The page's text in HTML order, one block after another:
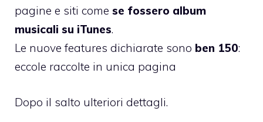
pagine e siti come se fossero album
musicali su iTunes.
Le nuove features dichiarate sono ben 150:
eccole raccolte in unica pagina
Dopo il salto ulteriori dettagli.